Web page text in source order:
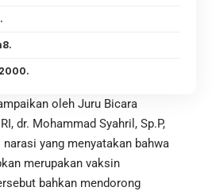
oleh Juru Bicara
dr. Mohammad Syahril, Sp.P,
yang menyatakan bahwa
merupakan vaksin
bahkan mendorong